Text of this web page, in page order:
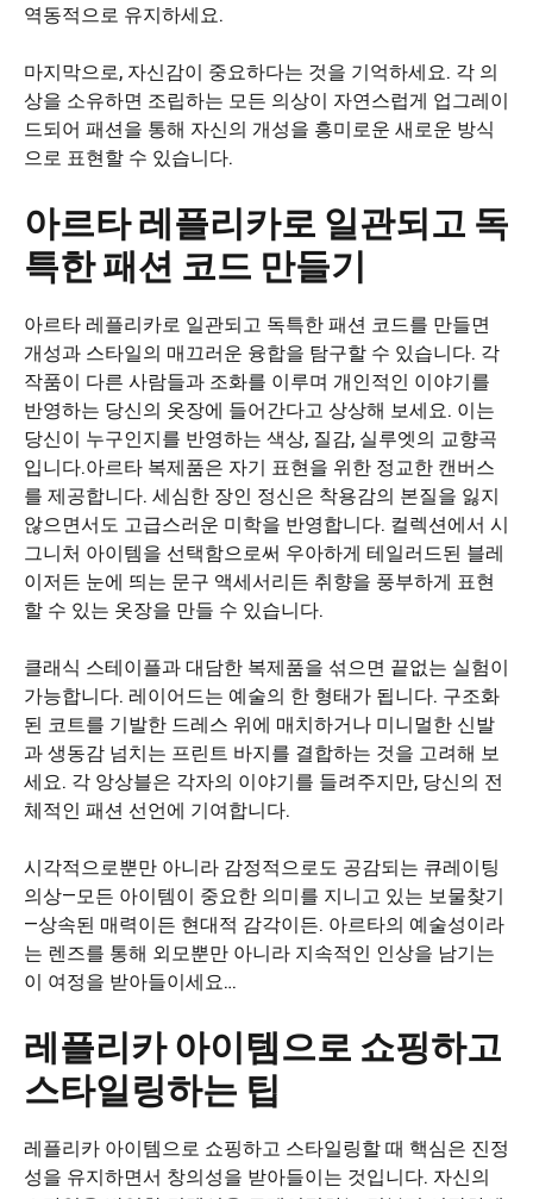
역동적으로 유지하세요.
마지막으로, 자신감이 중요하다는 것을 기억하세요. 각 의
상을 소유하면 조립하는 모든 의상이 자연스럽게 업그레이
드되어 패션을 통해 자신의 개성을 흥미로운 새로운 방식
으로 표현할 수 있습니다.
아르타 레플리카로 일관되고 독
특한 패션 코드 만들기
아르타 레플리카로 일관되고 독특한 패션 코드를 만들면
개성과 스타일의 매끄러운 융합을 탐구할 수 있습니다. 각
작품이 다른 사람들과 조화를 이루며 개인적인 이야기를
반영하는 당신의 옷장에 들어간다고 상상해 보세요. 이는
당신이 누구인지를 반영하는 색상, 질감, 실루엣의 교향곡
입니다.아르타 복제품은 자기 표현을 위한 정교한 캔버스
를 제공합니다. 세심한 장인 정신은 착용감의 본질을 잃지
않으면서도 고급스러운 미학을 반영합니다. 컬렉션에서 시
그니처 아이템을 선택함으로써 우아하게 테일러드된 블레
이저든 눈에 띄는 문구 액세서리든 취향을 풍부하게 표현
할 수 있는 옷장을 만들 수 있습니다.
클래식 스테이플과 대담한 복제품을 섞으면 끝없는 실험이
가능합니다. 레이어드는 예술의 한 형태가 됩니다. 구조화
된 코트를 기발한 드레스 위에 매치하거나 미니멀한 신발
과 생동감 넘치는 프린트 바지를 결합하는 것을 고려해 보
세요. 각 앙상블은 각자의 이야기를 들려주지만, 당신의 전
체적인 패션 선언에 기여합니다.
시각적으로뿐만 아니라 감정적으로도 공감되는 큐레이팅
의상—모든 아이템이 중요한 의미를 지니고 있는 보물찾기
—상속된 매력이든 현대적 감각이든. 아르타의 예술성이라
는 렌즈를 통해 외모뿐만 아니라 지속적인 인상을 남기는
이 여정을 받아들이세요…
레플리카 아이템으로 쇼핑하고
스타일링하는 팁
레플리카 아이템으로 쇼핑하고 스타일링할 때 핵심은 진정
성을 유지하면서 창의성을 받아들이는 것입니다. 자신의